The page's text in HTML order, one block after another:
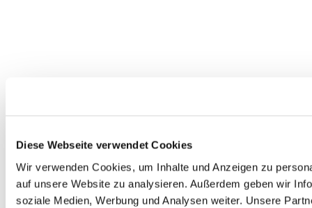
Diese Webseite verwendet Cookies
Wir verwenden Cookies, um Inhalte und Anzeigen zu
auf unsere Website zu analysieren. Außerdem geben wir
soziale Medien, Werbung und Analysen weiter. Unsere